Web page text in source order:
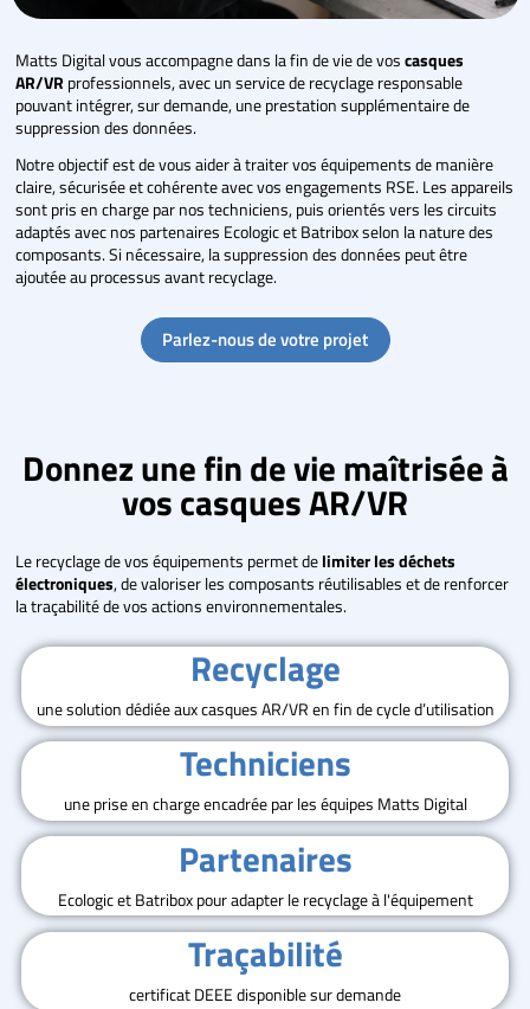
Matts Digital vous accompagne dans la fin de vie de voscasques
AR/VR professionnels, avec un service de recyclage responsable
pouvant intégrer, sur demande, une prestation supplémentaire de
suppression des données.
Notre objectif est de vous aider à traiter vos équipements de manière
claire, sécurisée et cohérente avec vos engagements RSE. Les appareils
sont pris en charge par nos techniciens, puis orientés vers les circuits
adaptés avec nos partenaires Ecologic et Batribox selon la nature des
composants. Si nécessaire, la suppression des données peut être
ajoutée au processus avant recyclage.
Parlez-nous de votre projet
Donnez une fin de vie maîtrisée à
vos casques AR/VR
Le recyclage de vos équipements permet delimiter les déchets
électroniques, de valoriser les composants réutilisables et de renforcer
la traçabilité de vos actions environnementales.
Recyclage
une solution dédiée aux casques AR/VR en fin de cycle d’utilisation
Techniciens
une prise en charge encadrée par les équipes Matts Digital
Partenaires
Ecologic et Batribox pour adapter le recyclage à l'équipement
Traçabilité
certificat DEEE disponible sur demande